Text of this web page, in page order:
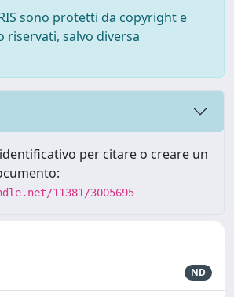
sono protetti da copyright e
salvo diversa
per citare o creare un
11381/3005695
ND